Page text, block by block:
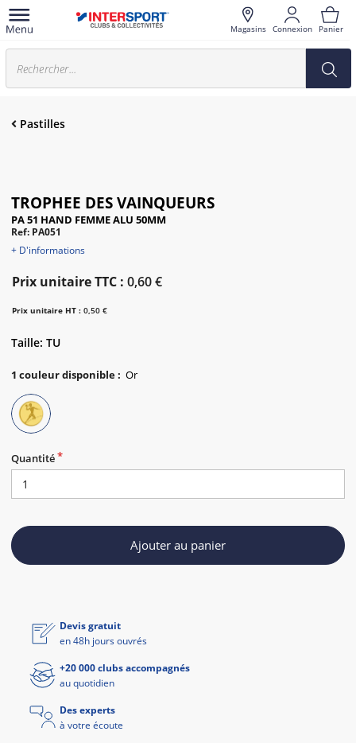
Magasins Connexion Panier
Pastilles
TROPHEE DES VAINQUEURS
PA 51 HAND FEMME ALU 50MM
Ref: PA051
+ D'informations
Prix unitaire TTC : 0,60 €
Prix unitaire HT : 0,50 €
Taille: TU
1 couleur disponible:
Quantité
Ajouter au panier
Devis gratuit
en 48h jours ouvrés
+20 000 clubs accompagnés
au quotidien
Des experts
à votre écoute